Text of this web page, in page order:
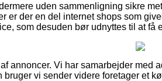
uden sammenligning sikre
er der en del internet shops som
som desuden bør udnyttes til at få
annoncer. Vi har samarbejder med
bruger vi sender videre foretager et